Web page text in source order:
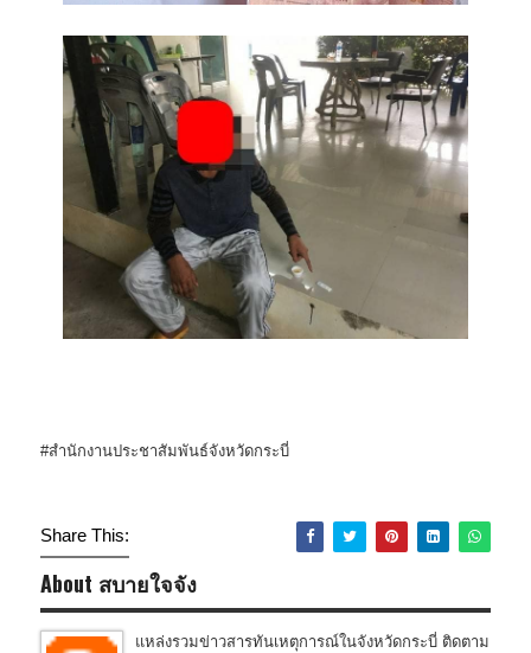
#สำนักงานประชาสัมพันธ์จังหวัดกระบี่
Share This:
About สบายใจจัง
แหล่งรวมข่าวสารทันเหตุการณ์ในจังหวัดกระบี่ ติดตาม